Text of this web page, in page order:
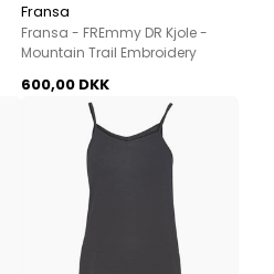
Fransa
Fransa - FREmmy DR Kjole -
Mountain Trail Embroidery
600,00 DKK